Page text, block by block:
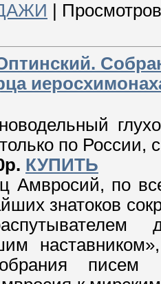
по России,
КУПИТЬ
Амвросий, по
знатоков
писем